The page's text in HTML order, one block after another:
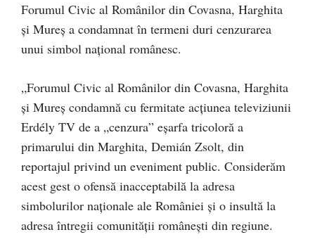
Forumul Civic al Românilor din Covasna, Harghita
și Mureș a condamnat în termeni duri cenzurarea
unui simbol național românesc.
„Forumul Civic al Românilor din Covasna, Harghita
și Mureș condamnă cu fermitate acțiunea televiziunii
Erdély TV de a „cenzura” eșarfa tricoloră a
primarului din Marghita, Demián Zsolt, din
reportajul privind un eveniment public. Considerăm
acest gest o ofensă inacceptabilă la adresa
simbolurilor naționale ale României și o insultă la
adresa întregii comunității românești din regiune.